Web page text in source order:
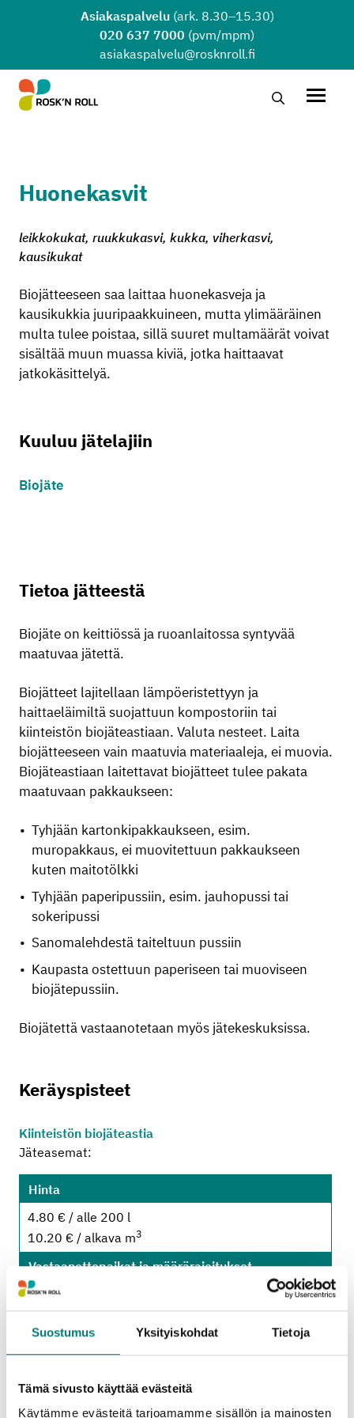
Suostumus Yksityiskohdat Tietoja
Tämä sivusto käyttää evästeitä
Käytämme evästeitä tarjoamamme sisällön ja mainosten
Siirry sisältöönAsiakaspalvelu(ark. 8.30–15.30)
020 637 7000 (pvm/mpm)
asiakaspalvelu@rosknroll.fi
Hae…Avaa
Huonekasvit
leikkokukat, ruukkukasvi, kukka, viherkasvi,
kausikukat
Biojätteeseen saa laittaa huonekasveja ja
kausikukkia juuripaakkuineen, mutta ylimääräinen
multa tulee poistaa, sillä suuret multamäärät voivat
sisältää muun muassa kiviä, jotka haittaavat
jatkokäsittelyä.
Kuuluu jätelajiin
Biojäte
Tietoa jätteestä
Biojäte on keittiössä ja ruoanlaitossa syntyvää
maatuvaa jätettä.
Biojätteet lajitellaan lämpöeristettyyn ja
haittaeläimiltä suojattuun kompostoriin tai
kiinteistön biojäteastiaan. Valuta nesteet. Laita
biojätteeseen vain maatuvia materiaaleja, ei muovia.
Biojäteastiaan laitettavat biojätteet tulee pakata
maatuvaan pakkaukseen:
Tyhjään kartonkipakkaukseen, esim.
muropakkaus, ei muovitettuun pakkaukseen
kuten maitotölkki
Tyhjään paperipussiin, esim. jauhopussi tai
sokeripussi
Sanomalehdestä taiteltuun pussiin
Kaupasta ostettuun paperiseen tai muoviseen
biojätepussiin.
Biojätettä vastaanotetaan myös jätekeskuksissa.
Keräyspisteet
Kiinteistön biojäteastia
Jäteasemat:
Hinta
4.80 € / alle 200 l
10.20 € / alkava m3
Vastaanottopaikat ja määrärajoitukset
Lohjan jätekeskus
Porvoon jätekeskus: alle 2 m3
jäteasemille tuotaviakotitalouksien